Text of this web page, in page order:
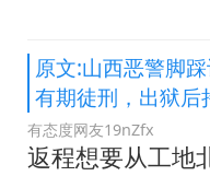
原文:山西恶警脚
有期徒刑，出狱后
有态度网友19nZfx
返程想要从工地